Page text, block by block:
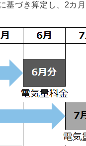
基づき算定し、2カ